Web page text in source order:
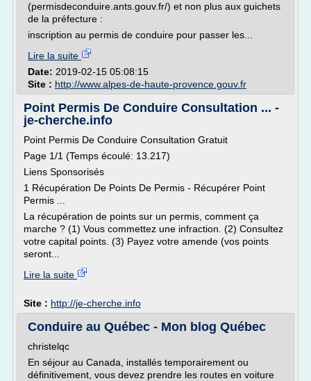
(permisdeconduire.ants.gouv.fr/) et non plus aux guichets
de la préfecture :
inscription au permis de conduire pour passer les...
Lire la suite
Date: 2019-02-15 05:08:15
Site : http://www.alpes-de-haute-provence.gouv.fr
Point Permis De Conduire Consultation ... -
je-cherche.info
Point Permis De Conduire Consultation Gratuit
Page 1/1 (Temps écoulé: 13.217)
Liens Sponsorisés
1 Récupération De Points De Permis - Récupérer Point
Permis ...
La récupération de points sur un permis, comment ça
marche ? (1) Vous commettez une infraction. (2) Consultez
votre capital points. (3) Payez votre amende (vos points
seront...
Lire la suite
Site : http://je-cherche.info
Conduire au Québec - Mon blog Québec
christelqc
En séjour au Canada, installés temporairement ou
définitivement, vous devez prendre les routes en voiture